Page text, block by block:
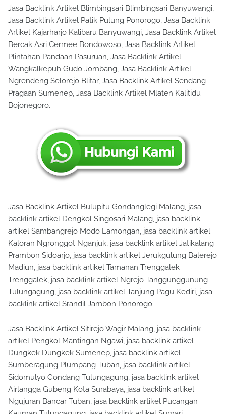
Jasa Backlink Artikel Blimbingsari Blimbingsari Banyuwangi,
Jasa Backlink Artikel Patik Pulung Ponorogo, Jasa Backlink
Artikel Kajarharjo Kalibaru Banyuwangi, Jasa Backlink Artikel
Bercak Asri Cermee Bondowoso, Jasa Backlink Artikel
Plintahan Pandaan Pasuruan, Jasa Backlink Artikel
Wangkalkepuh Gudo Jombang, Jasa Backlink Artikel
Ngrendeng Selorejo Blitar, Jasa Backlink Artikel Sendang
Pragaan Sumenep, Jasa Backlink Artikel Mlaten Kalitidu
Bojonegoro.
Jasa Backlink Artikel Bulupitu Gondanglegi Malang, jasa
backlink artikel Dengkol Singosari Malang, jasa backlink
artikel Sambangrejo Modo Lamongan, jasa backlink artikel
Kaloran Ngronggot Nganjuk, jasa backlink artikel Jatikalang
Prambon Sidoarjo, jasa backlink artikel Jerukgulung Balerejo
Madiun, jasa backlink artikel Tamanan Trenggalek
Trenggalek, jasa backlink artikel Ngrejo Tanggunggunung
Tulungagung, jasa backlink artikel Tanjung Pagu Kediri, jasa
backlink artikel Srandil Jambon Ponorogo.
Jasa Backlink Artikel Sitirejo Wagir Malang, jasa backlink
artikel Pengkol Mantingan Ngawi, jasa backlink artikel
Dungkek Dungkek Sumenep, jasa backlink artikel
Sumberagung Plumpang Tuban, jasa backlink artikel
Sidomulyo Gondang Tulungagung, jasa backlink artikel
Airlangga Gubeng Kota Surabaya, jasa backlink artikel
Ngujuran Bancar Tuban, jasa backlink artikel Pucangan